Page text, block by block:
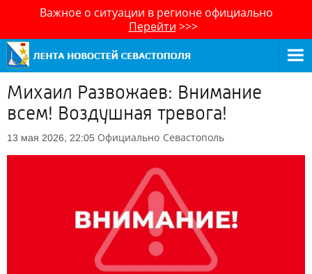
Важное о ситуации в регионе официально
Перейти >>>
Михаил Развожаев: Внимание
всем! Воздушная тревога!
13 мая 2026, 22:05 Официально Севастополь